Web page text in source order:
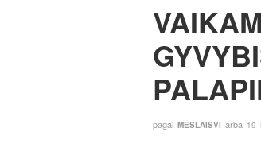
pagal MESLAISVI arba 19